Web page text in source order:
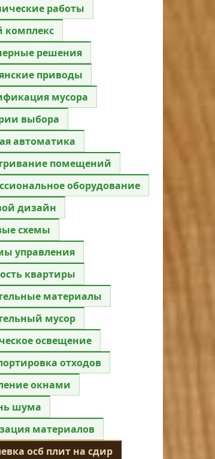
работы
комплекс
решения
приводы
мусора
выбора
автоматика
помещений
оборудование
дизайн
схемы
управления
квартиры
материалы
мусор
освещение
отходов
окнами
шума
материалов
осб плит на сдир